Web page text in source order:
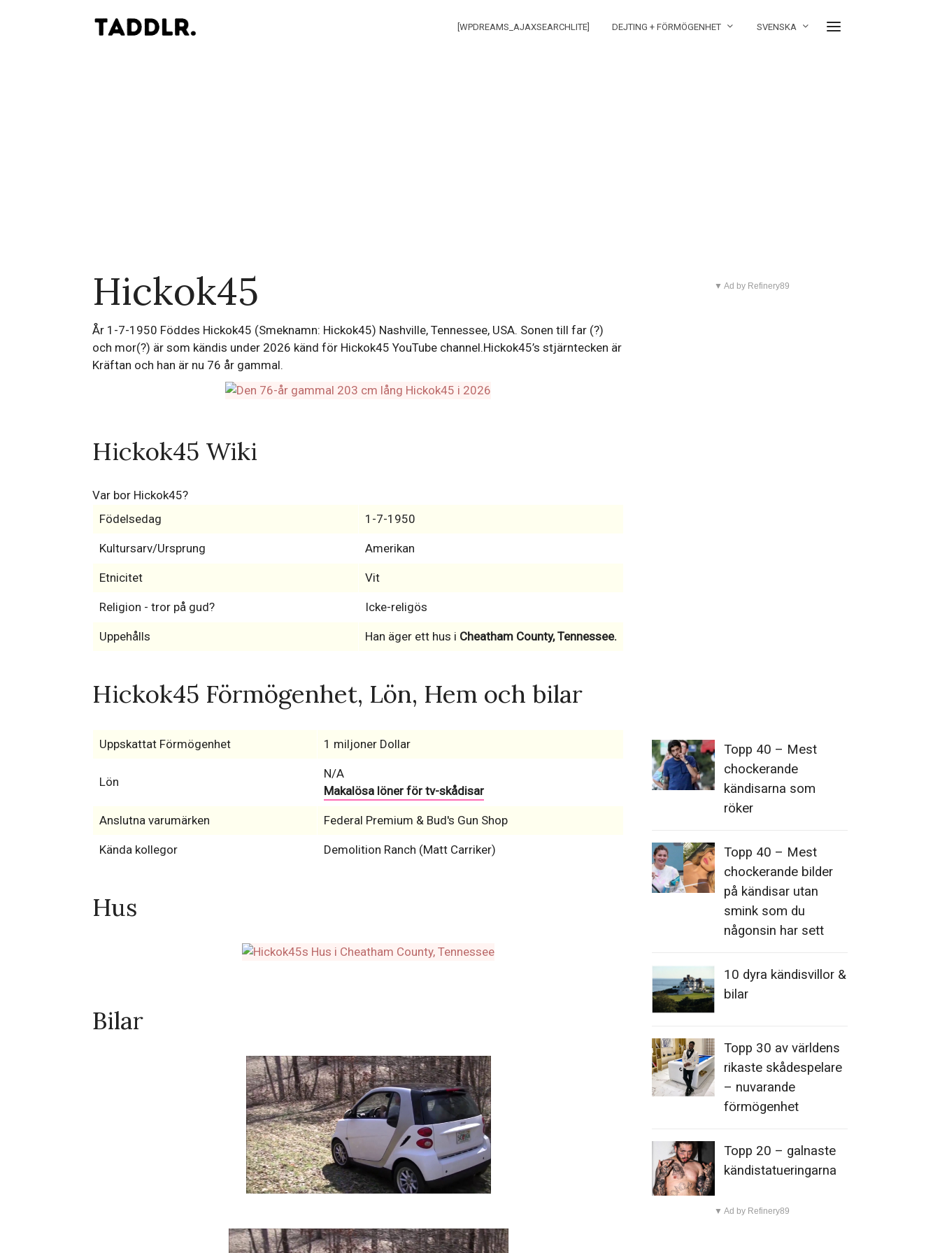
[WPDREAMS_AJAXSEARCHLITE] DEJTING + FÖRMÖGENHET SVENSKA
Hickok45
År 1-7-1950 Föddes Hickok45 (Smeknamn: Hickok45) Nashville, Tennessee, USA. Sonen till far (?)
och mor(?) är som kändis under 2026 känd för Hickok45 YouTube channel.Hickok45’s stjärntecken är
Kräftan och han är nu 76 år gammal.
Hickok45 Wiki
Var bor Hickok45?
Födelsedag
1-7-1950
Kultursarv/Ursprung Amerikan
Etnicitet Vit
Religion - tror på gud? Icke-religös
Uppehålls Han äger ett hus i Cheatham County, Tennessee.
Hickok45 Förmögenhet, Lön, Hem och bilar
Uppskattat Förmögenhet 1 miljoner Dollar
Lön
N/A
Makalösa löner för tv-skådisar
Anslutna varumärken Federal Premium & Bud's Gun Shop
Kända kollegor Demolition Ranch (Matt Carriker)
Hus
Bilar
▼ Ad by Refinery89
Topp 40 – Mest
chockerande
kändisarna som
röker
Topp 40 – Mest
chockerande bilder
på kändisar utan
smink som du
någonsin har sett
10 dyra kändisvillor &
bilar
Topp 30 av världens
rikaste skådespelare
– nuvarande
förmögenhet
Topp 20 – galnaste
kändistatueringarna
▼ Ad by Refinery89